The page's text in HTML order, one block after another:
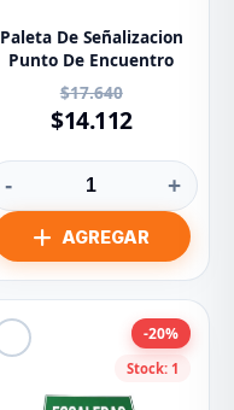
Paleta De Señalizacion
Punto De Encuentro
$17.640
$14.112
- +
Stock: 1
-20%